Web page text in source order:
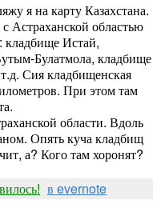
я на карту Казахстана.
Астраханской областью
кладбище Истай,
Булатмола, кладбище
Сия кладбищенская
При этом там
области. Вдоль
Опять куча кладбищ
а? Кого там хоронят?
в evernote